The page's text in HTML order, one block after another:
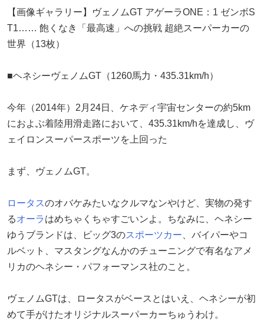
【画像ギャラリー】ヴェノムGT アゲーラONE：1 ゼンボS
T1…… 飽くなき「最高速」への挑戦 超絶スーパーカーの
世界（13枚）
■ヘネシーヴェノムGT（1260馬力・435.31km/h）
今年（2014年）2月24日、ケネディ宇宙センターの約5km
におよぶ着陸用滑走路において、435.31km/hを達成し、ヴ
ェイロンスーパースポーツを上回った
まず、ヴェノムGT。
ロータスのオバケみたいなクルマなンやけど、実物の発す
るオーラはめちゃくちゃすごいンよ。ちなみに、ヘネシー
ゆうブランドは、ビッグ3のスポーツカー 、バイパーやコ
ルベット、マスタングなんかのチューニングで有名なアメ
リカのヘネシー・パフォーマンス社のこと。
ヴェノムGTは、ロータスがベースとはいえ、ヘネシーが初
めて手がけたオリジナルスーパーカーちゅうわけ。